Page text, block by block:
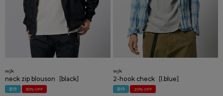
wjk
neck zip blouson［black］
新作 30% OFF
wjk
2-hook check［l.blue］
新作 20% OFF